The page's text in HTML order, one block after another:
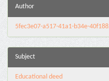
Author
5fec3e07-a517-41a1-b34e-
Subject
Educational deed